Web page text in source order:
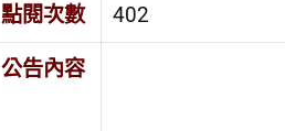
點閱次數 402
公告內容